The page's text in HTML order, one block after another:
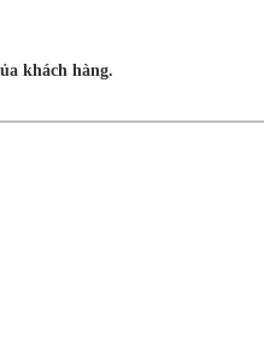
khách hàng.